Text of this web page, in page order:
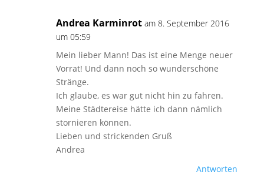
Andrea Karminrot am 8. September 2016
um 05:59
Mein lieber Mann! Das ist eine Menge neuer
Vorrat! Und dann noch so wunderschöne
Stränge.
Ich glaube, es war gut nicht hin zu fahren.
Meine Städtereise hätte ich dann nämlich
stornieren können.
Lieben und strickenden Gruß
Andrea
Antworten